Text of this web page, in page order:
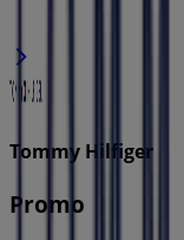
Tommy Hilfiger
Promo